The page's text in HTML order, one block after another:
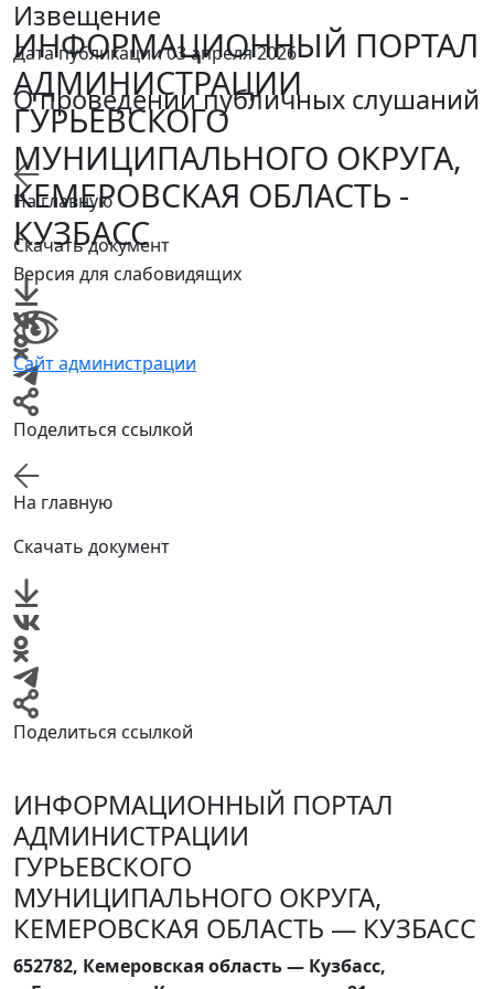
ИНФОРМАЦИОННЫЙ ПОРТАЛ
АДМИНИСТРАЦИИ
ГУРЬЕВСКОГО
МУНИЦИПАЛЬНОГО ОКРУГА,
КЕМЕРОВСКАЯ ОБЛАСТЬ -
КУЗБАСС
Версия для слабовидящих
Сайт администрации
Извещение
Дата публикации 03 апреля 2026
О проведении публичных слушаний
На главную
Скачать документ
Поделиться ссылкой
На главную
Скачать документ
Поделиться ссылкой
ИНФОРМАЦИОННЫЙ ПОРТАЛ
АДМИНИСТРАЦИИ
ГУРЬЕВСКОГО
МУНИЦИПАЛЬНОГО ОКРУГА,
КЕМЕРОВСКАЯ ОБЛАСТЬ — КУЗБАСС
652782, Кемеровская область — Кузбасс,